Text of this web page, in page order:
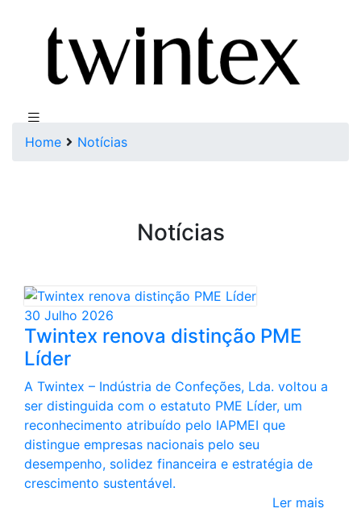
Home Notícias
Notícias
30 Julho 2026
Twintex renova distinção PME
Líder
A Twintex – Indústria de Confeções, Lda. voltou a
ser distinguida com o estatuto PME Líder, um
reconhecimento atribuído pelo IAPMEI que
distingue empresas nacionais pelo seu
desempenho, solidez financeira e estratégia de
crescimento sustentável.
Ler mais